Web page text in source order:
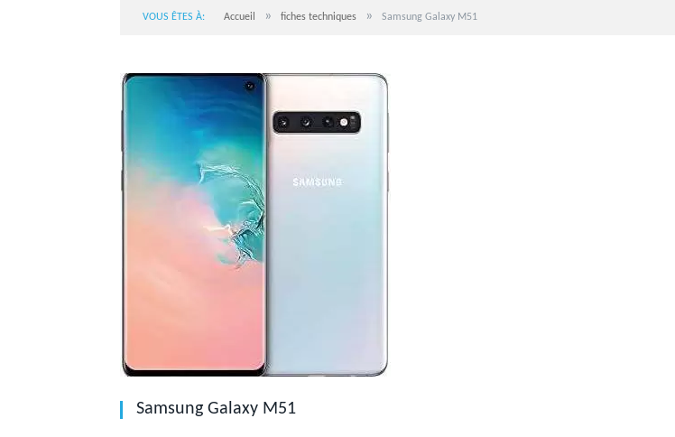
VOUS ÊTES À: Accueil » fiches techniques » Samsung Galaxy M51
Samsung Galaxy M51